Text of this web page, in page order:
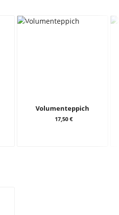
Volumenteppich
17,50 €